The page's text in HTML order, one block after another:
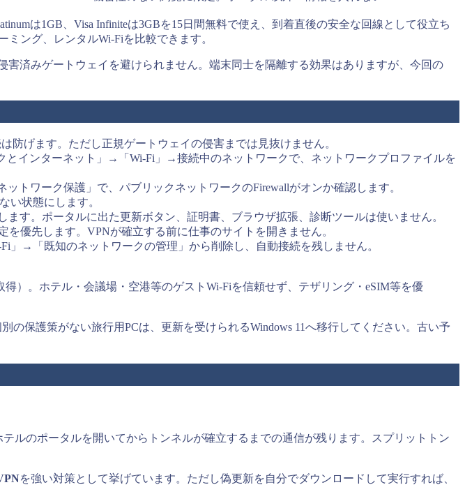
は1GB、Visa Infiniteは3GBを15日間無料で使え、到着直後の安全な回線として役立ち
ミング、レンタルWi-Fiを比較できます。
済みゲートウェイを避けられません。端末同士を隔離する効果はありますが、今回の
防げます。ただし正規ゲートウェイの侵害までは見抜けません。
とインターネット」→「Wi-Fi」→接続中のネットワークで、ネットワークプロファイルを
トワーク保護」で、パブリックネットワークのFirewallがオンか確認します。
い状態にします。
ます。ポータルに出た更新ボタン、証明書、ブラウザ拡張、診断ツールは使いません。
優先します。VPNが確立する前に仕事のサイトを開きません。
→「既知のネットワークの管理」から削除し、自動接続を残しません。
得）。ホテル・会議場・空港等のゲストWi-Fiを信頼せず、テザリング・eSIM等を優
の保護策がない旅行用PCは、更新を受けられるWindows 11へ移行してください。古い予
ルのポータルを開いてからトンネルが確立するまでの通信が残ります。スプリットトン
を強い対策として挙げています。ただし偽更新を自分でダウンロードして実行すれば、